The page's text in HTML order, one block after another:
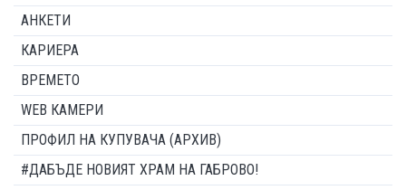
АНКЕТИ
КАРИЕРА
ВРЕМЕТО
WEB КАМЕРИ
ПРОФИЛ НА КУПУВАЧА (АРХИВ)
#ДАБЪДЕ НОВИЯТ ХРАМ НА ГАБРОВО!